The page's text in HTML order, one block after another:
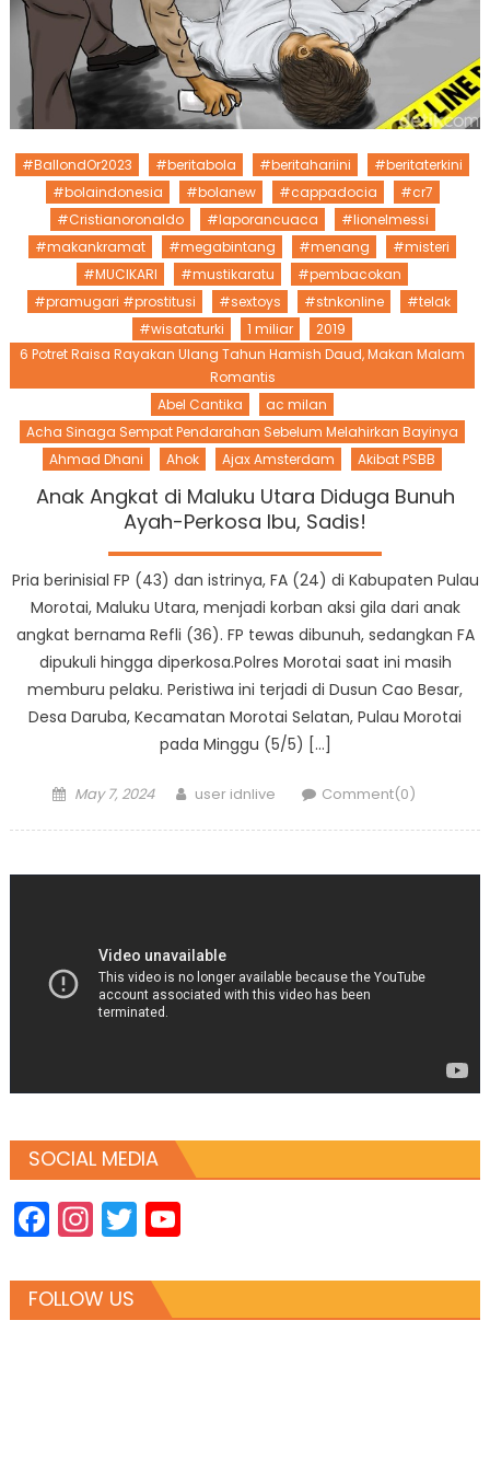
#BallondOr2023 #beritabola #beritahariini
#beritaterkini
#bolaindonesia
#bolanew #cappadocia
#cr7
#Cristianoronaldo
#laporancuaca
#lionelmessi
#makankramat
#megabintang #menang
#misteri
#MUCIKARI
#mustikaratu
#pembacokan
#pramugari #prostitusi
#sextoys #stnkonline
#telak
#wisataturki
1 miliar
2019
6 Potret Raisa Rayakan Ulang Tahun Hamish Daud, Makan Malam
Romantis
Abel Cantika
ac milan
Acha Sinaga Sempat Pendarahan Sebelum Melahirkan Bayinya
Ahmad Dhani
Ahok Ajax Amsterdam Akibat PSBB
Anak Angkat di Maluku Utara Diduga Bunuh
Ayah-Perkosa Ibu, Sadis!
Pria berinisial FP (43) dan istrinya, FA (24) di Kabupaten Pulau
Morotai, Maluku Utara, menjadi korban aksi gila dari anak
angkat bernama Refli (36). FP tewas dibunuh, sedangkan FA
dipukuli hingga diperkosa.Polres Morotai saat ini masih
memburu pelaku. Peristiwa ini terjadi di Dusun Cao Besar,
Desa Daruba, Kecamatan Morotai Selatan, Pulau Morotai
pada Minggu (5/5) […]
Posted
May 7, 2024 Author
user idnlive Comment(0)
SOCIAL MEDIA
Facebook
Instagram
TwitterYouTube
FOLLOW US